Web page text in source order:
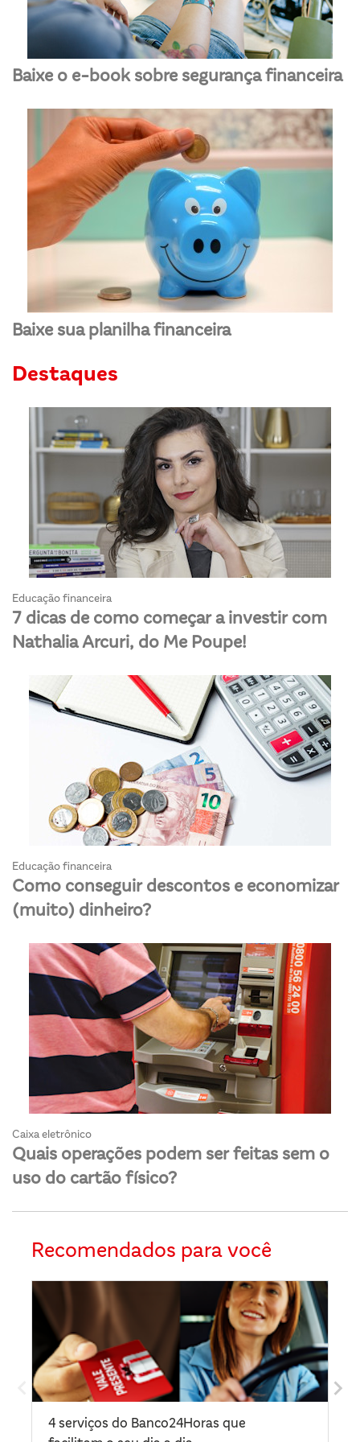
Baixe o e-book sobre segurança financeira
Baixe sua planilha financeira
Destaques
Educação financeira
7 dicas de como começar a investir com
Nathalia Arcuri, do Me Poupe!
Educação financeira
Como conseguir descontos e economizar
(muito) dinheiro?
Caixa eletrônico
Quais operações podem ser feitas sem o
uso do cartão físico?
Recomendados para você
4 serviços do Banco24Horas que